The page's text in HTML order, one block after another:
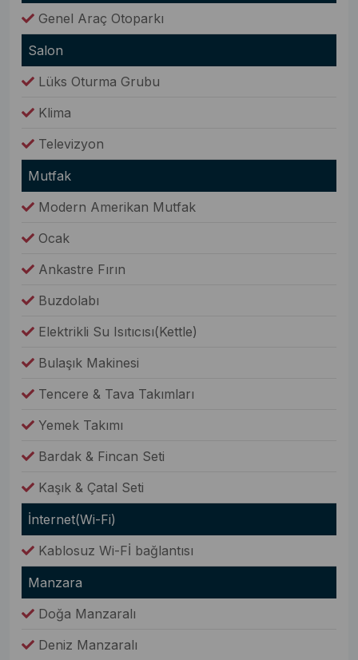
Genel Araç Otoparkı
Salon
Lüks Oturma Grubu
Klima
Televizyon
Mutfak
Modern Amerikan Mutfak
Ocak
Ankastre Fırın
Buzdolabı
Elektrikli Su Isıtıcısı(Kettle)
Bulaşık Makinesi
Tencere & Tava Takımları
Yemek Takımı
Bardak & Fincan Seti
Kaşık & Çatal Seti
İnternet(Wi-Fi)
Kablosuz Wi-Fİ bağlantısı
Manzara
Doğa Manzaralı
Deniz Manzaralı